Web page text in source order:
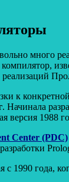
много
к
. Начинала
версия 1988
с 1990 года,